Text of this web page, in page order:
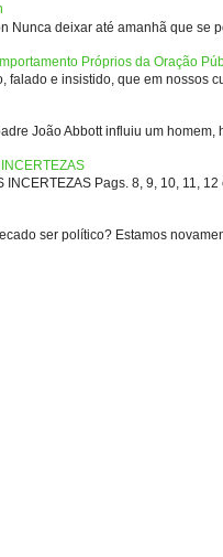
Nunca deixar até amanhã que se
Próprios da Oração
falado e insistido, que em nossos
João Abbott influiu um
INCERTEZAS Pags. 8, 9, 10, 11,
ser político? Estamos